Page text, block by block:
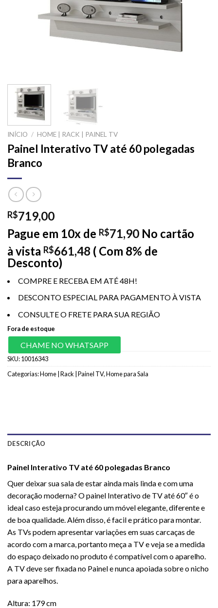
INÍCIO / HOME | RACK | PAINEL TV
Painel Interativo TV até 60 polegadas
Branco
R$719,00
Pague em 10x de R$71,90 No cartão
à vista R$661,48 ( Com 8% de
Desconto)
COMPRE E RECEBA EM ATÉ 48H!
DESCONTO ESPECIAL PARA PAGAMENTO À VISTA
CONSULTE O FRETE PARA SUA REGIÃO
Fora de estoque
CHAME NO WHATSAPP
SKU:10016343
Categorias:Home | Rack | Painel TV,Home para Sala
DESCRIÇÃO
Painel Interativo TV até 60 polegadas Branco
Quer deixar sua sala de estar ainda mais linda e com uma
decoração moderna? O painel Interativo de TV até 60″ é o
ideal caso esteja procurando um móvel elegante, diferente e
de boa qualidade. Além disso, é facil e prático para montar.
As TVs podem apresentar variações em suas carcaças de
acordo com a marca, portanto meça a TV e veja se a medida
do espaço deixado no produto é compatível com o aparelho.
A TV deve ser fixada no Painel e nunca apoiada sobre o nicho
para aparelhos.
Altura: 179 cm